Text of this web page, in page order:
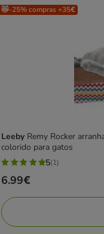
😻-25% compras +35€
Leeby Remy Rocker
colorido para gatos
5
estrelas
com
1
avaliações
5(1)
Preço
6.99€
6.99€